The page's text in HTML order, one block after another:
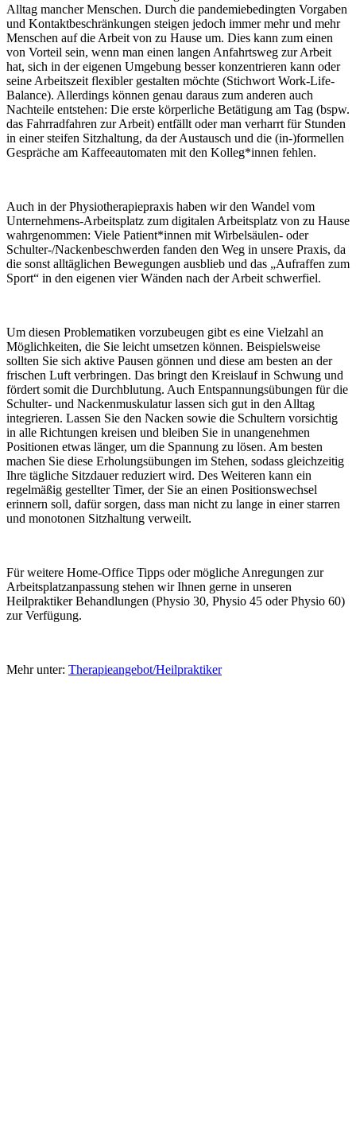
Alltag mancher Menschen. Durch die pandemiebedingten Vorgaben
und Kontaktbeschränkungen steigen jedoch immer mehr und mehr
Menschen auf die Arbeit von zu Hause um. Dies kann zum einen
von Vorteil sein, wenn man einen langen Anfahrtsweg zur Arbeit
hat, sich in der eigenen Umgebung besser konzentrieren kann oder
seine Arbeitszeit flexibler gestalten möchte (Stichwort Work-Life-
Balance). Allerdings können genau daraus zum anderen auch
Nachteile entstehen: Die erste körperliche Betätigung am Tag (bspw.
das Fahrradfahren zur Arbeit) entfällt oder man verharrt für Stunden
in einer steifen Sitzhaltung, da der Austausch und die (in-)formellen
Gespräche am Kaffeeautomaten mit den Kolleg*innen fehlen.
Auch in der Physiotherapiepraxis haben wir den Wandel vom
Unternehmens-Arbeitsplatz zum digitalen Arbeitsplatz von zu Hause
wahrgenommen: Viele Patient*innen mit Wirbelsäulen- oder
Schulter-/Nackenbeschwerden fanden den Weg in unsere Praxis, da
die sonst alltäglichen Bewegungen ausblieb und das „Aufraffen zum
Sport“ in den eigenen vier Wänden nach der Arbeit schwerfiel.
Um diesen Problematiken vorzubeugen gibt es eine Vielzahl an
Möglichkeiten, die Sie leicht umsetzen können. Beispielsweise
sollten Sie sich aktive Pausen gönnen und diese am besten an der
frischen Luft verbringen. Das bringt den Kreislauf in Schwung und
fördert somit die Durchblutung. Auch Entspannungsübungen für die
Schulter- und Nackenmuskulatur lassen sich gut in den Alltag
integrieren. Lassen Sie den Nacken sowie die Schultern vorsichtig
in alle Richtungen kreisen und bleiben Sie in unangenehmen
Positionen etwas länger, um die Spannung zu lösen. Am besten
machen Sie diese Erholungsübungen im Stehen, sodass gleichzeitig
Ihre tägliche Sitzdauer reduziert wird. Des Weiteren kann ein
regelmäßig gestellter Timer, der Sie an einen Positionswechsel
erinnern soll, dafür sorgen, dass man nicht zu lange in einer starren
und monotonen Sitzhaltung verweilt.
Für weitere Home-Office Tipps oder mögliche Anregungen zur
Arbeitsplatzanpassung stehen wir Ihnen gerne in unseren
Heilpraktiker Behandlungen (Physio 30, Physio 45 oder Physio 60)
zur Verfügung.
Mehr unter: Therapieangebot/Heilpraktiker